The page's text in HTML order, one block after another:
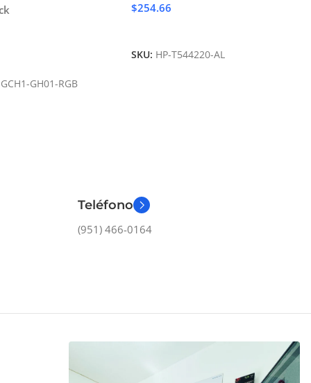
GH01-RGB
$254.66
SKU: HP-T544220-AL
Teléfono
(951) 466-0164